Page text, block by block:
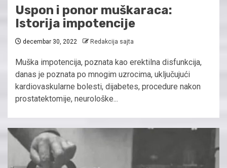
Uspon i ponor muškaraca:
Istorija impotencije
decembar 30, 2022 Redakcija sajta
Muška impotencija, poznata kao erektilna disfunkcija,
danas je poznata po mnogim uzrocima, uključujući
kardiovaskularne bolesti, dijabetes, procedure nakon
prostatektomije, neurološke...